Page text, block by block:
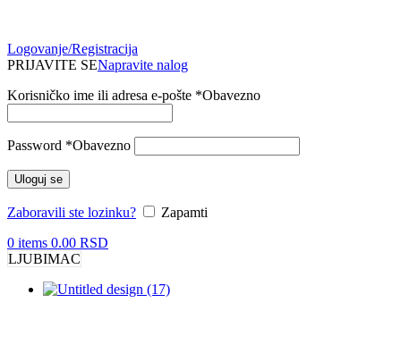
Logovanje/Registracija
PRIJAVITE SENapravite nalog
Korisničko ime ili adresa e-pošte *Obavezno
Password *Obavezno
Uloguj se
Zaboravili ste lozinku?
Zapamti
0 items 0.00 RSD
LJUBIMAC